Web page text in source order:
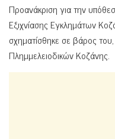
Προανάκριση για την
Εξιχνίασης Εγκλημάτων
σχηματίσθηκε σε βάρος
Πλημμελειοδικών Κοζάνης.